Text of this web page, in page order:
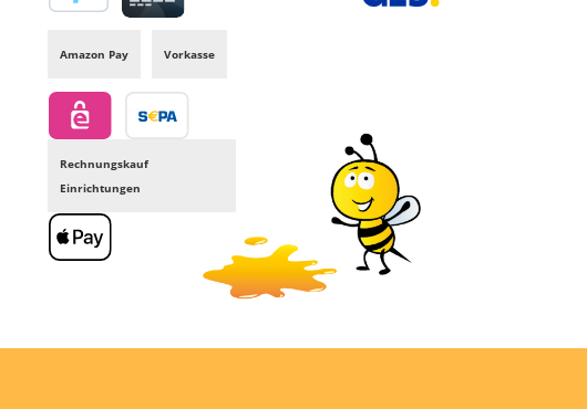
Amazon Pay Vorkasse
Rechnungskauf
Einrichtungen